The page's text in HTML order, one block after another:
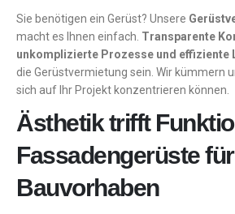
Sie benötigen ein Gerüst? Unsere
macht es Ihnen einfach. Transparente
unkomplizierte Prozesse und effiziente
die Gerüstvermietung sein. Wir kümmern
sich auf Ihr Projekt konzentrieren können.
Ästhetik trifft
Fassadengerüste
Bauvorhaben